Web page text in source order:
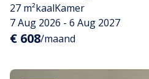
27 m²kaalKamer
7 Aug 2026 - 6 Aug 2027
€ 608/maand